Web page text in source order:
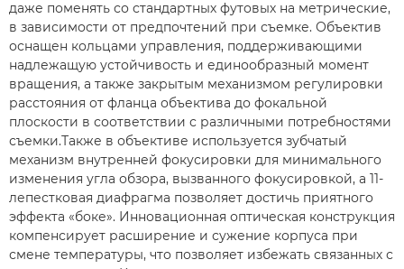
даже поменять со стандартных футовых на метрические,
в зависимости от предпочтений при съемке. Объектив
оснащен кольцами управления, поддерживающими
надлежащую устойчивость и единообразный момент
вращения, а также закрытым механизмом регулировки
расстояния от фланца объектива до фокальной
плоскости в соответствии с различными потребностями
съемки.Также в объективе используется зубчатый
механизм внутренней фокусировки для минимального
изменения угла обзора, вызванного фокусировкой, а 11-
лепестковая диафрагма позволяет достичь приятного
эффекта «боке». Инновационная оптическая конструкция
компенсирует расширение и сужение корпуса при
смене температуры, что позволяет избежать связанных с